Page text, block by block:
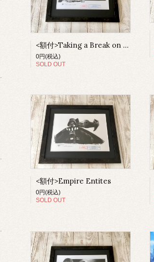
<額付>Taking a Break on Dagobah
0円(税込)
SOLD OUT
<額付>Empire Entites
0円(税込)
SOLD OUT